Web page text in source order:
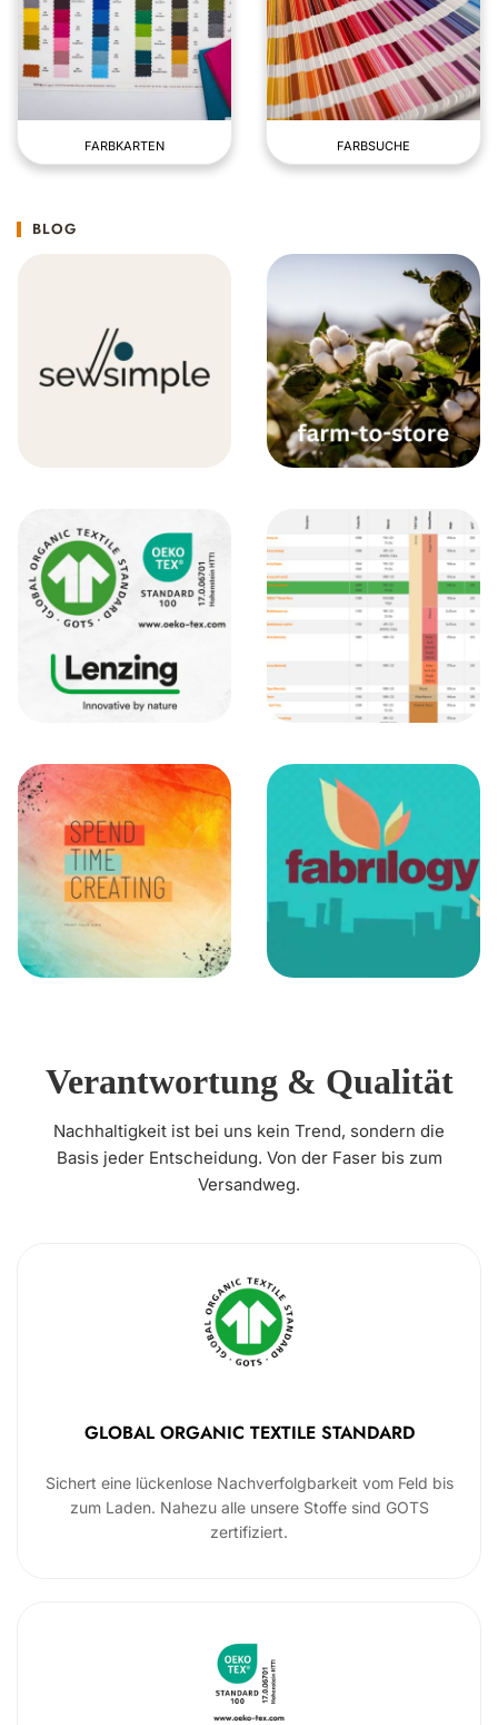
FARBKARTEN FARBSUCHE
BLOG
Verantwortung & Qualität
Nachhaltigkeit ist bei uns kein Trend, sondern die
Basis jeder Entscheidung. Von der Faser bis zum
Versandweg.
GLOBAL ORGANIC TEXTILE STANDARD
Sichert eine lückenlose Nachverfolgbarkeit vom Feld bis
zum Laden. Nahezu alle unsere Stoffe sind GOTS
zertifiziert.